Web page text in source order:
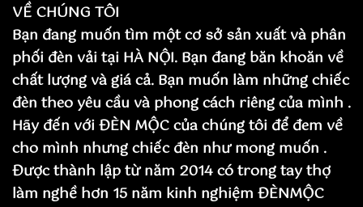
VỀ CHÚNG TÔI
Bạn đang muốn tìm một cơ sở sản xuất và phân
phối đèn vải tại HÀ NỘI. Bạn đang băn khoăn về
chất lượng và giá cả. Bạn muốn làm những chiếc
đèn theo yêu cầu và phong cách riêng của mình .
Hãy đến với ĐÈN MỘC của chúng tôi để đem về
cho mình nhưng chiếc đèn như mong muốn .
Được thành lập từ năm 2014 có trong tay thợ
làm nghề hơn 15 năm kinh nghiệm ĐÈNMỘC